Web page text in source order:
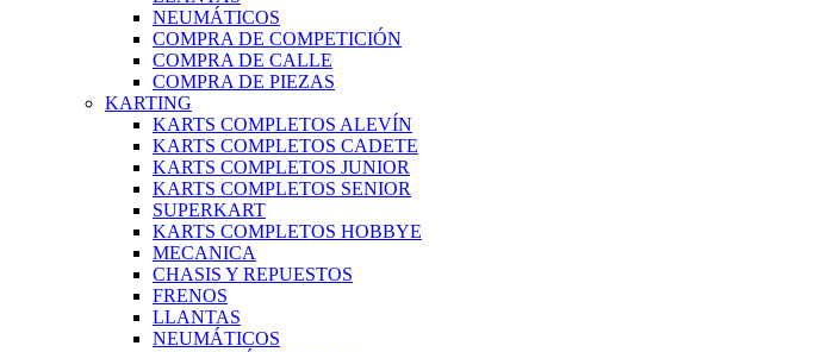
NEUMÁTICOS
COMPRA DE COMPETICIÓN
COMPRA DE CALLE
COMPRA DE PIEZAS
KARTING
KARTS COMPLETOS ALEVÍN
KARTS COMPLETOS CADETE
KARTS COMPLETOS JUNIOR
KARTS COMPLETOS SENIOR
SUPERKART
KARTS COMPLETOS HOBBYE
MECANICA
CHASIS Y REPUESTOS
FRENOS
LLANTAS
NEUMÁTICOS